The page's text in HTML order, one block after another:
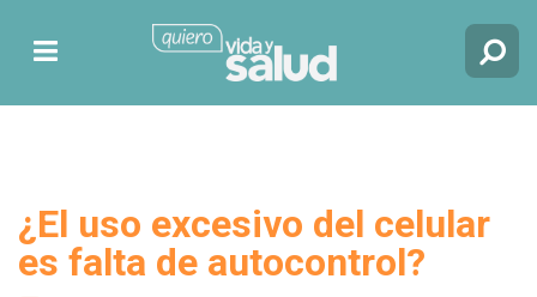
¿El uso excesivo del celular
es falta de autocontrol?